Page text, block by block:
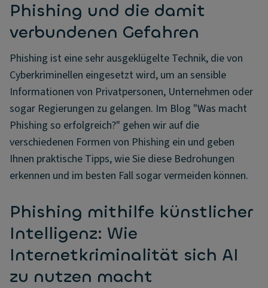
Phishing und die damit
verbundenen Gefahren
Phishing ist eine sehr ausgeklügelte Technik, die von
Cyberkriminellen eingesetzt wird, um an sensible
Informationen von Privatpersonen, Unternehmen oder
sogar Regierungen zu gelangen. Im Blog "Was macht
Phishing so erfolgreich?" gehen wir auf die
verschiedenen Formen von Phishing ein und geben
Ihnen praktische Tipps, wie Sie diese Bedrohungen
erkennen und im besten Fall sogar vermeiden können.
Phishing mithilfe künstlicher
Intelligenz: Wie
Internetkriminalität sich AI
zu nutzen macht